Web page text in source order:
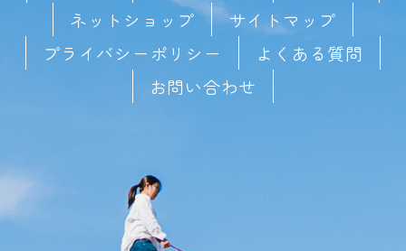
ネットショップ
サイトマップ
プライバシーポリシー
よくある質問
お問い合わせ